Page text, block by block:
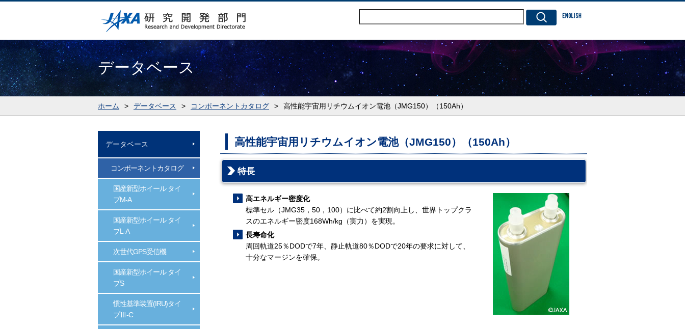
データベース
ホーム > データベース > コンポーネントカタログ > 高性能宇宙用リチウムイオン電池（JMG150）（150Ah）
データベース
コンポーネントカタログ
国産新型ホイール タイ
プM-A
国産新型ホイール タイ
プL-A
次世代GPS受信機
国産新型ホイール タイ
プS
慣性基準装置(IRU)タイ
プⅢ-C
高性能宇宙用リチウムイオン電池（JMG150）（150Ah）
特長
高エネルギー密度化
標準セル（JMG35，50，100）に比べて約2割向上し、世界トップクラ
スのエネルギー密度168Wh/kg（実力）を実現。
長寿命化
周回軌道25％DODで7年、静止軌道80％DODで20年の要求に対して、
十分なマージンを確保。